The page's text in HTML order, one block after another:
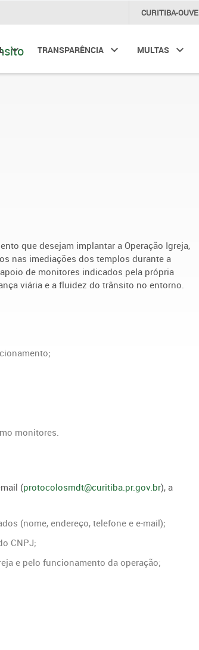
CURITIBA-OUVE
TRANSPARÊNCIA MULTAS
que desejam implantar a Operação Igreja,
nas imediações dos templos durante a
de monitores indicados pela própria
viária e a fluidez do trânsito no entorno.
monitores.
(protocolosmdt@curitiba.pr.gov.br), a
(nome, endereço, telefone e e-mail);
CNPJ;
e pelo funcionamento da operação;